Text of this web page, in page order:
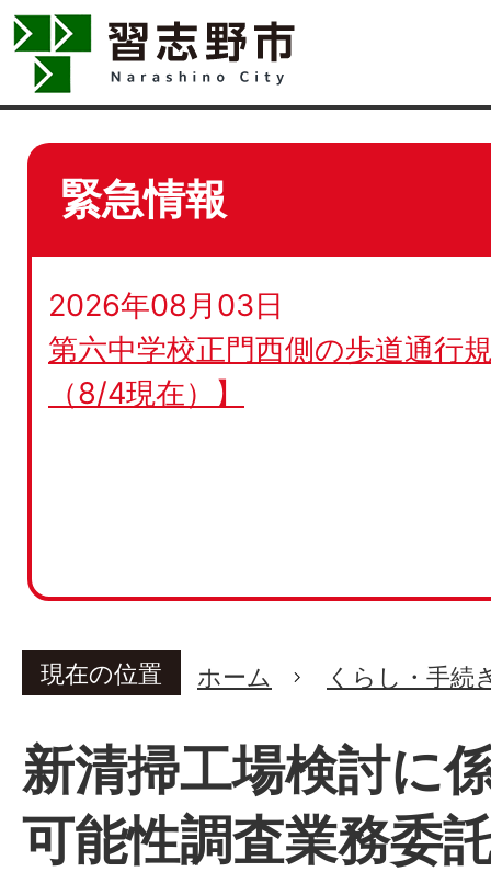
緊急情報
2026年08月03日
第六中学校正門西側の歩道通行
（8/4現在）】
現在の位置 ホーム くらし・手続
新清掃工場検討に
可能性調査業務委